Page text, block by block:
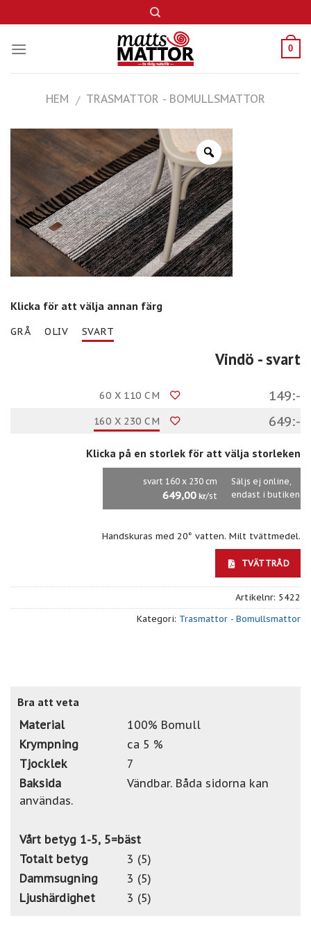
to
content
0
HEM / TRASMATTOR - BOMULLSMATTOR
Klicka för att välja annan färg
GRÅ OLIV SVART
Vindö - svart
60 X 110 CM 149:-
160 X 230 CM 649:-
Klicka på en storlek för att välja storleken
svart 160 x 230 cm
649,00 kr/st
Säljs ej online,
endast i butiken
Handskuras med 20° vatten. Milt tvättmedel.
TVÄTTRÅD
Artikelnr: 5422
Kategori: Trasmattor - Bomullsmattor
Bra att veta
Material
100% Bomull
Krympning
ca 5 %
Tjocklek
7
Baksida
Vändbar. Båda sidorna kan
användas.
Vårt betyg 1-5, 5=bäst
Totalt betyg
3 (5)
Dammsugning
3 (5)
Ljushärdighet
3 (5)